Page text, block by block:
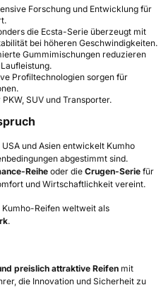
Forschung und Entwicklung für
die Ecsta-Serie überzeugt mit
bei höheren Geschwindigkeiten.
Gummimischungen reduzieren
Profiltechnologien sorgen für
SUV und Transporter.
und Asien entwickelt Kumho
abgestimmt sind.
Reihe oder die Crugen-Serie für
und Wirtschaftlichkeit vereint.
Reifen weltweit als
.
preislich attraktive Reifen mit
die Innovation und Sicherheit zu